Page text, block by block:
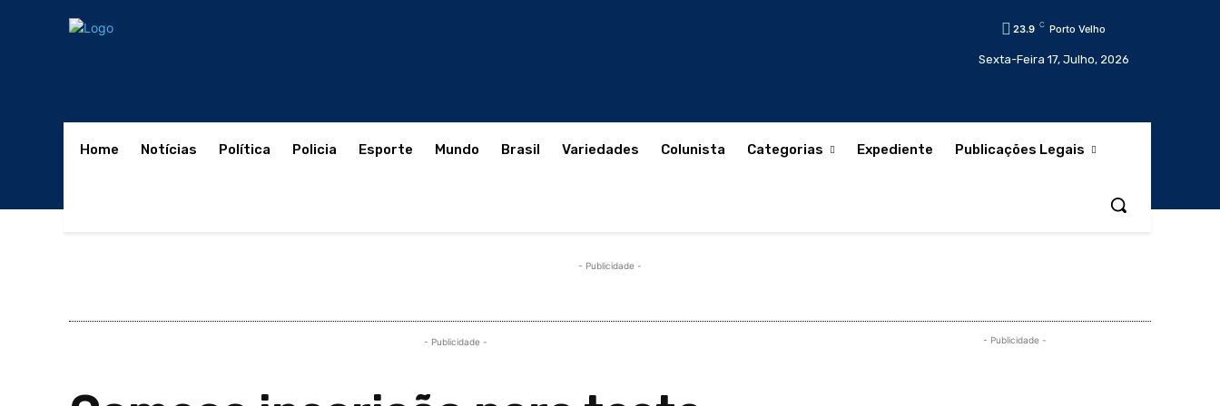
23.9 C Porto Velho
Sexta-Feira 17, Julho, 2026
Home Notícias Política Policia Esporte Mundo Brasil Variedades Colunista Categorias Expediente Publicações Legais
- Publicidade -
- Publicidade - - Publicidade -